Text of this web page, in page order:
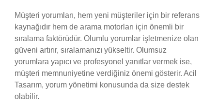
Müşteri yorumları, hem yeni müşteriler için bir referans
kaynağıdır hem de arama motorları için önemli bir
sıralama faktörüdür. Olumlu yorumlar işletmenize olan
güveni artırır, sıralamanızı yükseltir. Olumsuz
yorumlara yapıcı ve profesyonel yanıtlar vermek ise,
müşteri memnuniyetine verdiğiniz önemi gösterir. Acil
Tasarım, yorum yönetimi konusunda da size destek
olabilir.